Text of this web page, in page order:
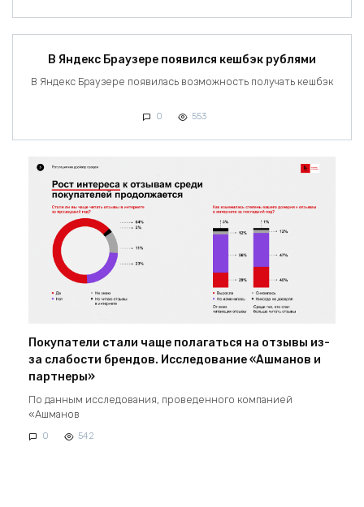
В Яндекс Браузере появился кешбэк рублями
В Яндекс Браузере появилась возможность получать кешбэк
0 553
Покупатели стали чаще полагаться на отзывы из-
за слабости брендов. Исследование «Ашманов и
партнеры»
По данным исследования, проведенного компанией
«Ашманов
0 542